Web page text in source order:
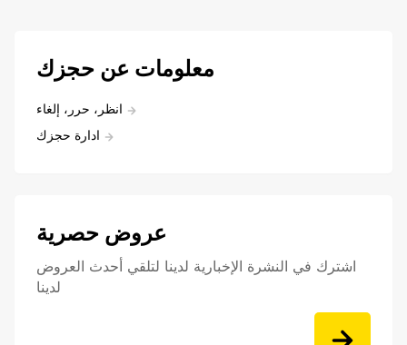
معلومات عن حجزك
انظر، حرر، إلغاء
ادارة حجزك
عروض حصرية
اشترك في النشرة الإخبارية لدينا لتلقي أحدث العروض
لدينا